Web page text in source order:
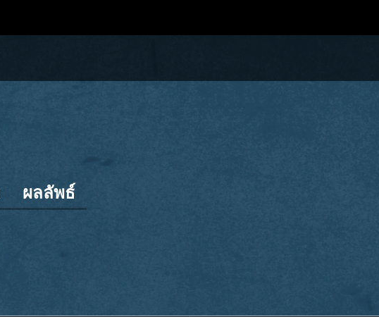
ผลลัพธ์